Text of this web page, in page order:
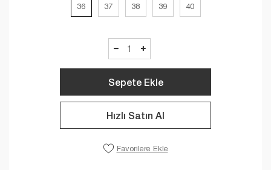
36 37 38 39 40
Sepete Ekle
Hızlı Satın Al
Favorilere Ekle